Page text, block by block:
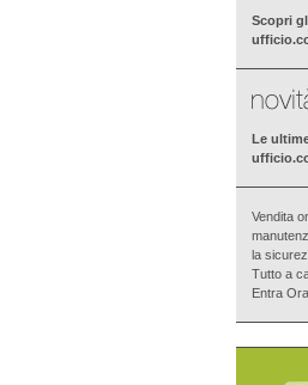
Scopri
Le
Vendita
la
Tutto a
Entra